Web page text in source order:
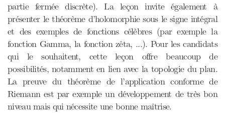
partie fermée discrète). La leçon invite également à
présenter le théorème d’holomorphie sous le signe intégral
et des exemples de fonctions célèbres (par exemple la
fonction Gamma, la fonction zêta, ...). Pour les candidats
qui le souhaitent, cette leçon offre beaucoup de
possibilités, notamment en lien avec la topologie du plan.
La preuve du théorème de l’application conforme de
Riemann est par exemple un développement de très bon
niveau mais qui nécessite une bonne maîtrise.